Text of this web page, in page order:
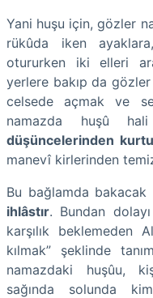
Yani huşu için, gözler
rükûda iken
otururken iki elleri
yerlere bakıp da
celsede açmak ve
namazda huşû
düşüncelerinden
manevî kirlerinden
Bu bağlamda bakacak
ihlâstır. Bundan dolayı
karşılık
kılmak” şeklinde
namazdaki huşûu,
sağında solunda